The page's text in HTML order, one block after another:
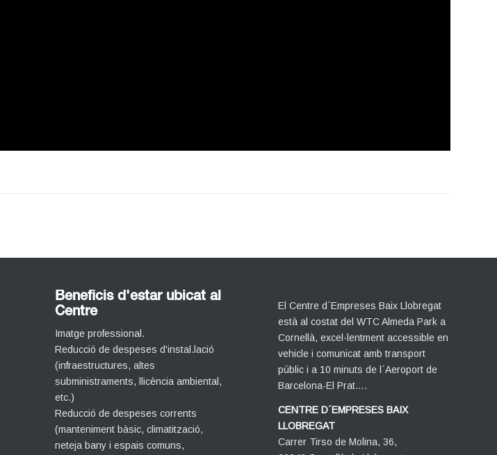
Beneficis d'estar ubicat al
Centre
Imatge professional.
Reducció de despeses d'instal.lació
(infraestructures, altes
subministraments, llicència ambiental,
etc.)
Reducció de despeses corrents
(manteniment bàsic, climatització,
neteja bany i espais comuns,
El Centre d´Empreses Baix Llobregat
està al costat del WTC Almeda Park a
Cornellà, excel·lentment accessible en
vehicle i comunicat amb transport
públic i a 10 minuts de l´Aeroport de
Barcelona-El Prat….
CENTRE D´EMPRESES BAIX
LLOBREGAT
Carrer Tirso de Molina, 36,